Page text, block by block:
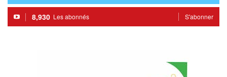
8,930 Les abonnés S'abonner